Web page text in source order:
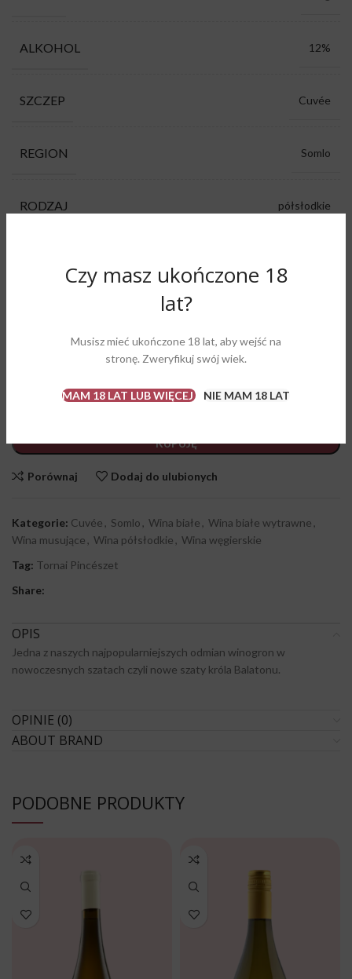
Czy masz ukończone 18
lat?
Musisz mieć ukończone 18 lat, aby wejść na
stronę. Zweryfikuj swój wiek.
MAM 18 LAT LUB WIĘCEJ NIE MAM 18 LAT
ALKOHOL 12%
SZCZEP Cuvée
REGION Somlo
RODZAJ półsłodkie
KUPUJĘ
Porównaj Dodaj do ulubionych
Kategorie: Cuvée , Somlo , Wina białe , Wina białe wytrawne ,
Wina musujące , Wina półsłodkie , Wina węgierskie
Tag: Tornai Pincészet
Share:
OPIS
Jedna z naszych najpopularniejszych odmian winogron w
nowoczesnych szatach czyli nowe szaty króla Balatonu.
OPINIE (0)
ABOUT BRAND
PODOBNE PRODUKTY